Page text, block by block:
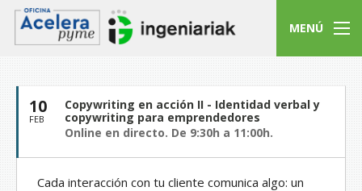
MENÚ
10
FEB
Copywriting en acción II - Identidad verbal y
copywriting para emprendedores
Online en directo. De 9:30h a 11:00h.
Cada interacción con tu cliente comunica algo: un